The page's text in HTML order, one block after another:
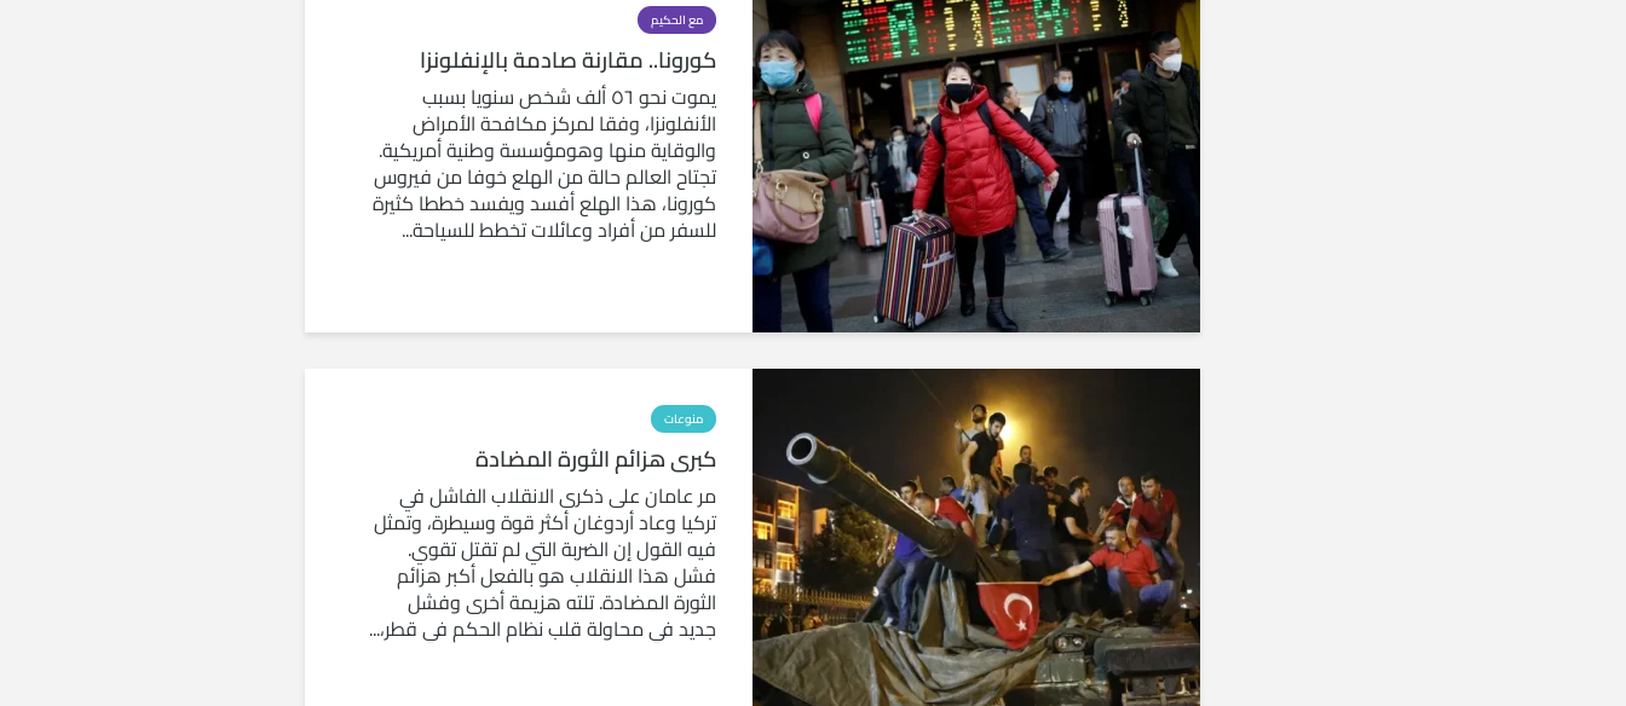
مع الحكيم
كورونا.. مقارنة صادمة بالإنفلونزا
يموت نحو ٥٦ ألف شخص سنويا بسبب
الأنفلونزا، وفقا لمركز مكافحة الأمراض
والوقاية منها وهومؤسسة وطنية أمريكية.
تجتاح العالم حالة من الهلع خوفا من فيروس
كورونا، هذا الهلع أفسد ويفسد خططا كثيرة
للسفر من أفراد وعائلات تخطط للسياحة...
منوعات
كبرى هزائم الثورة المضادة
مر عامان على ذكرى الانقلاب الفاشل في
تركيا وعاد أردوغان أكثر قوة وسيطرة، وتمثل
فيه القول إن الضربة التي لم تقتل تقوي.
فشل هذا الانقلاب هو بالفعل أكبر هزائم
الثورة المضادة. تلته هزيمة أخرى وفشل
جديد في محاولة قلب نظام الحكم في قطر،...